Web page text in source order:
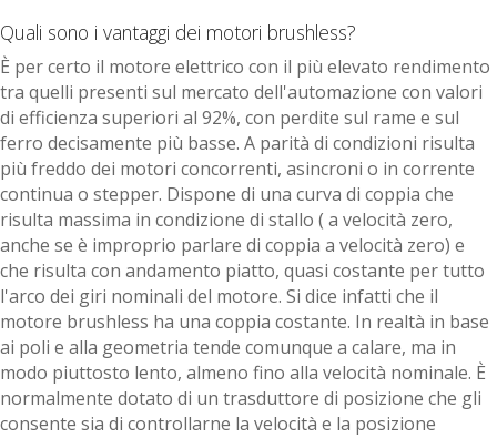
Quali sono i vantaggi dei motori brushless?
È per certo il motore elettrico con il più elevato rendimento
tra quelli presenti sul mercato dell'automazione con valori
di efficienza superiori al 92%, con perdite sul rame e sul
ferro decisamente più basse. A parità di condizioni risulta
più freddo dei motori concorrenti, asincroni o in corrente
continua o stepper. Dispone di una curva di coppia che
risulta massima in condizione di stallo ( a velocità zero,
anche se è improprio parlare di coppia a velocità zero) e
che risulta con andamento piatto, quasi costante per tutto
l'arco dei giri nominali del motore. Si dice infatti che il
motore brushless ha una coppia costante. In realtà in base
ai poli e alla geometria tende comunque a calare, ma in
modo piuttosto lento, almeno fino alla velocità nominale. È
normalmente dotato di un trasduttore di posizione che gli
consente sia di controllarne la velocità e la posizione